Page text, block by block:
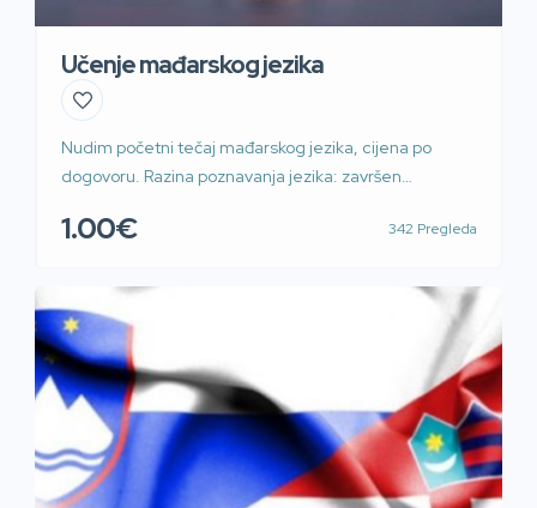
Učenje mađarskog jezika
Nudim početni tečaj mađarskog jezika, cijena po
dogovoru. Razina poznavanja jezika: završen
B1/B2
1.00€ 342 Pregleda